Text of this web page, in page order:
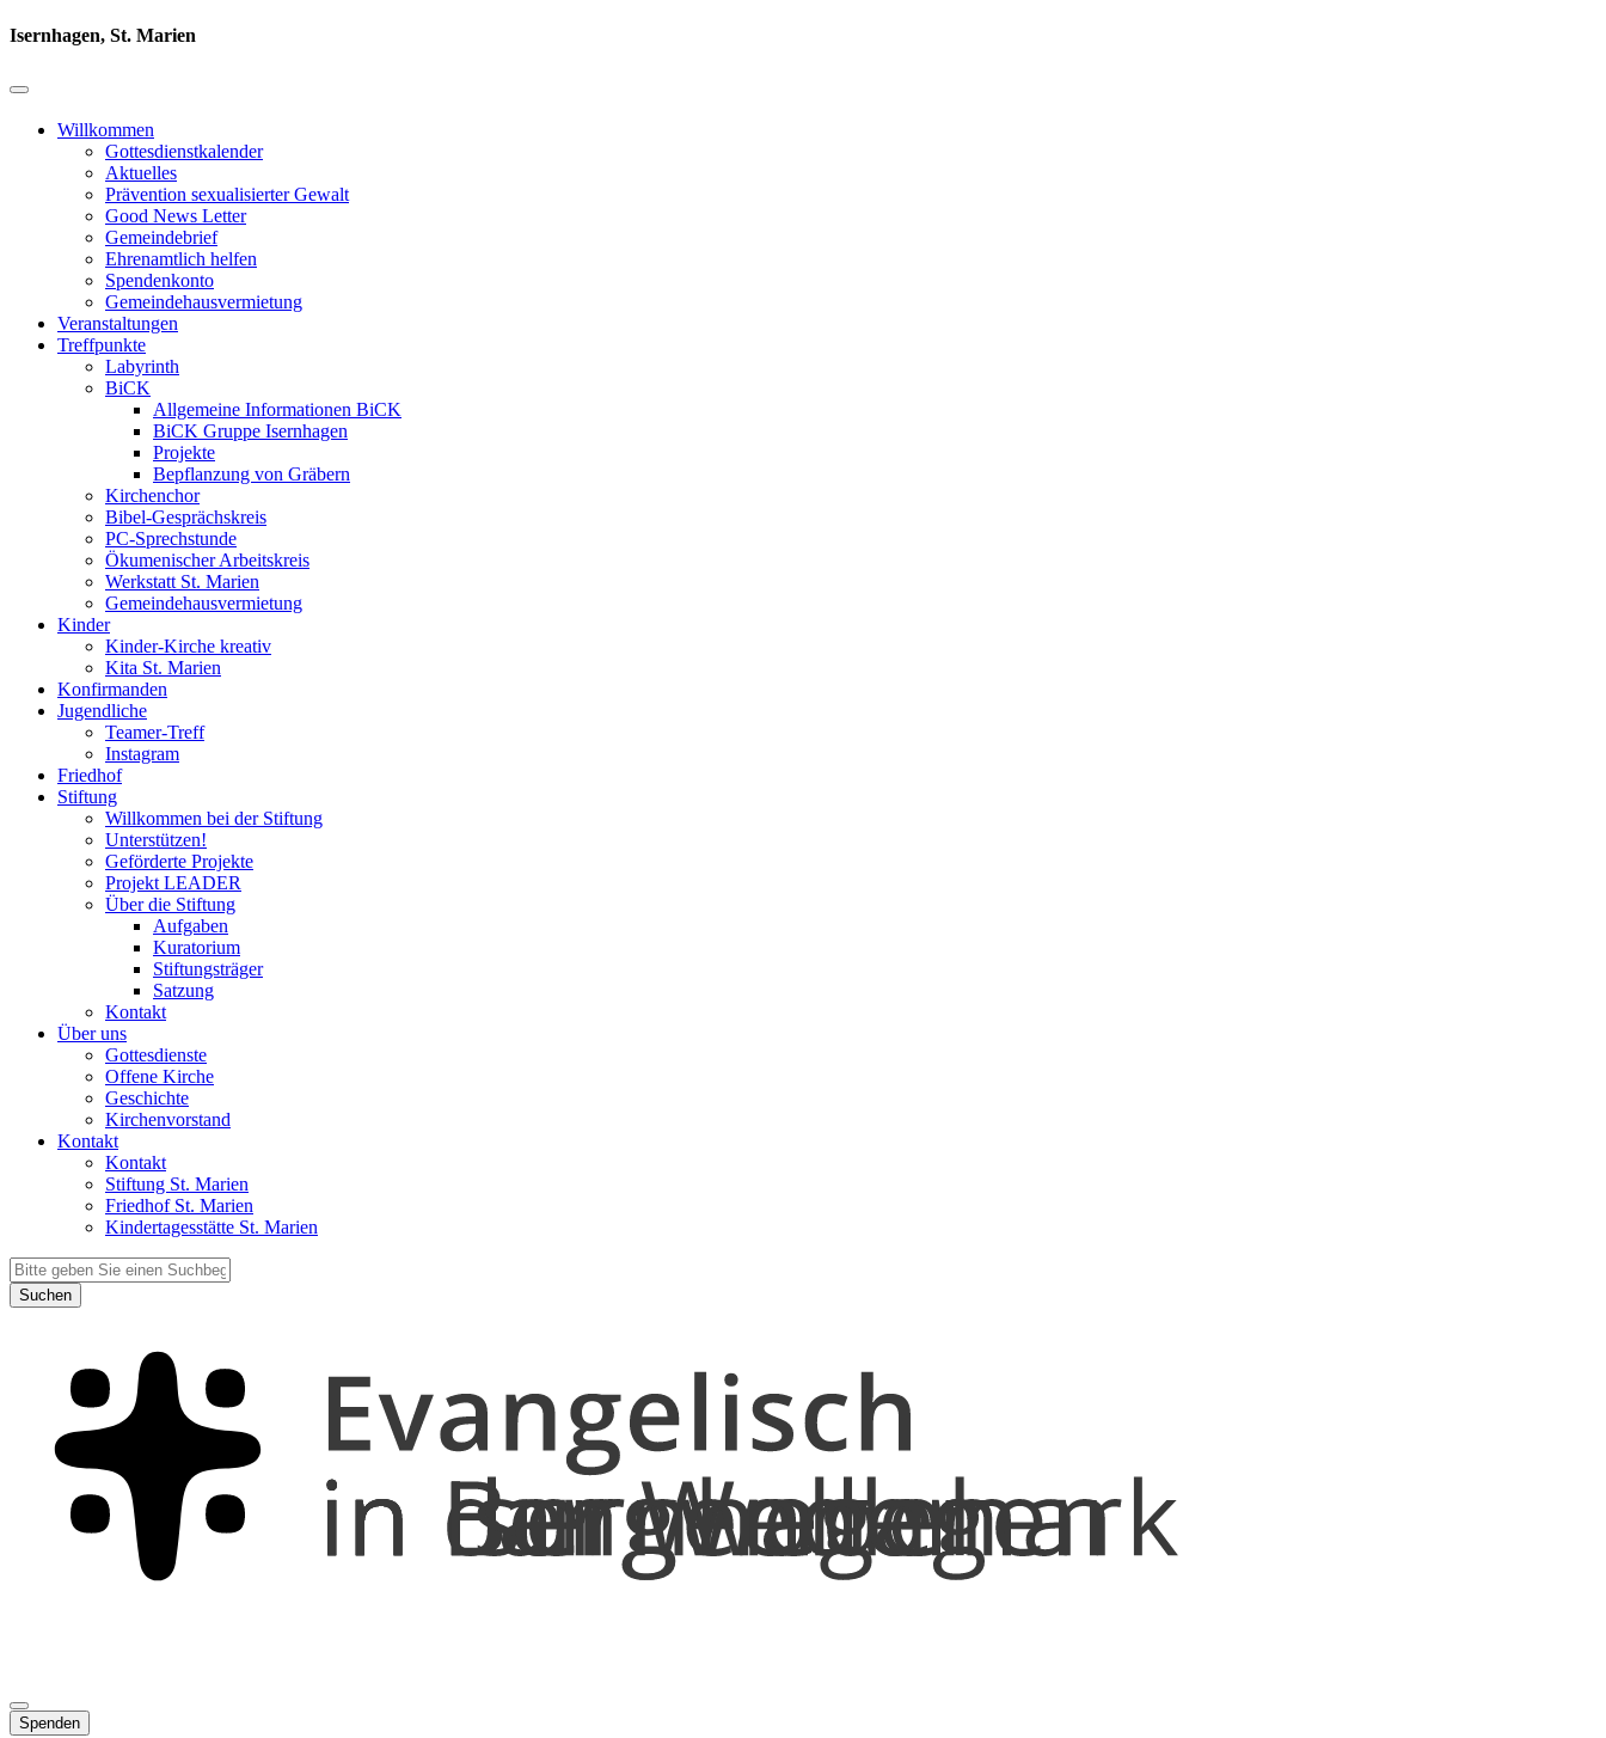
Isernhagen, St. Marien
Willkommen
Gottesdienstkalender
Aktuelles
Prävention sexualisierter Gewalt
Good News Letter
Gemeindebrief
Ehrenamtlich helfen
Spendenkonto
Gemeindehausvermietung
Veranstaltungen
Treffpunkte
Labyrinth
BiCK
Allgemeine Informationen BiCK
BiCK Gruppe Isernhagen
Projekte
Bepflanzung von Gräbern
Kirchenchor
Bibel-Gesprächskreis
PC-Sprechstunde
Ökumenischer Arbeitskreis
Werkstatt St. Marien
Gemeindehausvermietung
Kinder
Kinder-Kirche kreativ
Kita St. Marien
Konfirmanden
Jugendliche
Teamer-Treff
Instagram
Friedhof
Stiftung
Willkommen bei der Stiftung
Unterstützen!
Geförderte Projekte
Projekt LEADER
Über die Stiftung
Aufgaben
Kuratorium
Stiftungsträger
Satzung
Kontakt
Über uns
Gottesdienste
Offene Kirche
Geschichte
Kirchenvorstand
Kontakt
Kontakt
Stiftung St. Marien
Friedhof St. Marien
Kindertagesstätte St. Marien
Suchen
Spenden